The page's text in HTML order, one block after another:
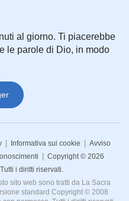
al giorno. Ti piacerebbe
le parole di Dio, in modo
Informativa sui cookie
Avviso
Copyright © 2026
Tutti i diritti riservati.
sito web sono tratti da La Sacra
standard Copyright © 2008